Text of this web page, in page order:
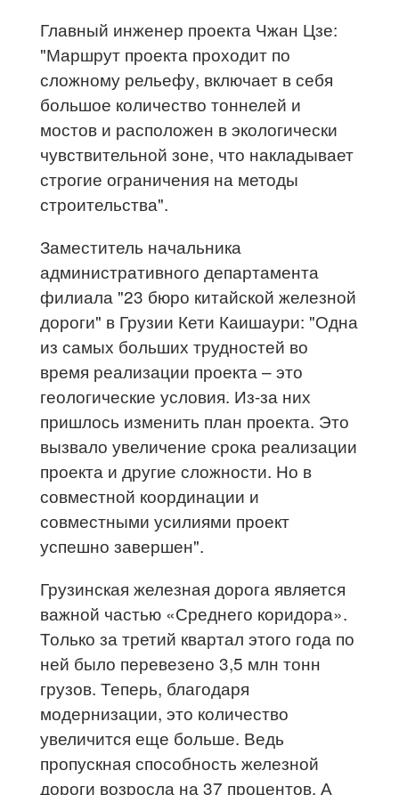
Главный инженер проекта Чжан Цзе:
"Маршрут проекта проходит по
сложному рельефу, включает в себя
большое количество тоннелей и
мостов и расположен в экологически
чувствительной зоне, что накладывает
строгие ограничения на методы
строительства".
Заместитель начальника
административного департамента
филиала "23 бюро китайской железной
дороги" в Грузии Кети Каишаури: "Одна
из самых больших трудностей во
время реализации проекта – это
геологические условия. Из-за них
пришлось изменить план проекта. Это
вызвало увеличение срока реализации
проекта и другие сложности. Но в
совместной координации и
совместными усилиями проект
успешно завершен".
Грузинская железная дорога является
важной частью «Среднего коридора».
Только за третий квартал этого года по
ней было перевезено 3,5 млн тонн
грузов. Теперь, благодаря
модернизации, это количество
увеличится еще больше. Ведь
пропускная способность железной
дороги возросла на 37 процентов. А